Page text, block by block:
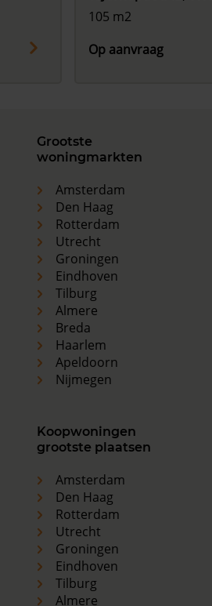
105 m2
Op aanvraag
Grootste
woningmarkten
Amsterdam
Den Haag
Rotterdam
Utrecht
Groningen
Eindhoven
Tilburg
Almere
Breda
Haarlem
Apeldoorn
Nijmegen
Koopwoningen
grootste plaatsen
Amsterdam
Den Haag
Rotterdam
Utrecht
Groningen
Eindhoven
Tilburg
Almere